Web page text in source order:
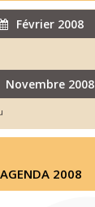
Février 2008
Novembre 2008
AGENDA 2008